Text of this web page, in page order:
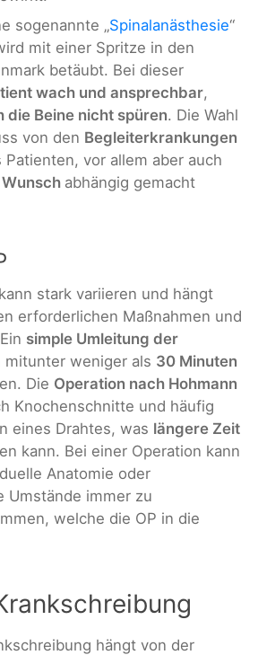
sogenannte „Spinalanästhesie“
mit einer Spritze in den
betäubt. Bei dieser
wach und ansprechbar,
die Beine nicht spüren. Die Wahl
von den Begleiterkrankungen
Patienten, vor allem aber auch
Wunsch abhängig gemacht
stark variieren und hängt
erforderlichen Maßnahmen und
simple Umleitung der
mitunter weniger als 30 Minuten
Die Operation nach Hohmann
Knochenschnitte und häufig
eines Drahtes, was längere Zeit
kann. Bei einer Operation kann
Anatomie oder
Umstände immer zu
welche die OP in die
hängt von der